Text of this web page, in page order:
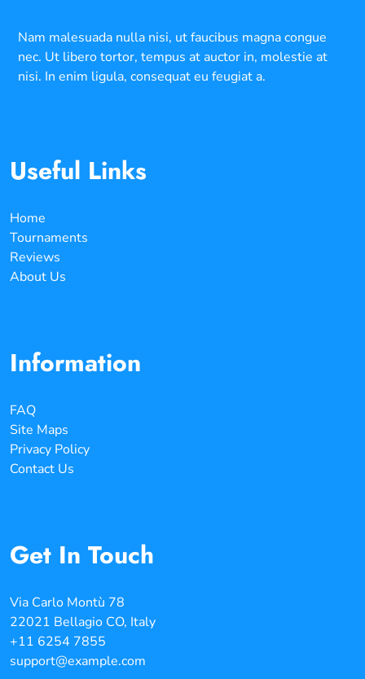
Nam malesuada nulla nisi, ut faucibus magna congue
nec. Ut libero tortor, tempus at auctor in, molestie at
nisi. In enim ligula, consequat eu feugiat a.
Useful Links
Home
Tournaments
Reviews
About Us
Information
FAQ
Site Maps
Privacy Policy
Contact Us
Get In Touch
Via Carlo Montù 78
22021 Bellagio CO, Italy
+11 6254 7855
support@example.com